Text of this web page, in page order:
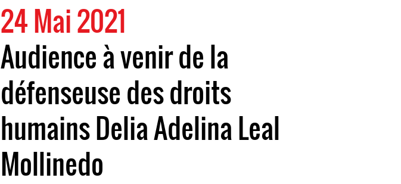
24 Mai 2021
Audience à venir de la
défenseuse des droits
humains Delia Adelina Leal
Mollinedo